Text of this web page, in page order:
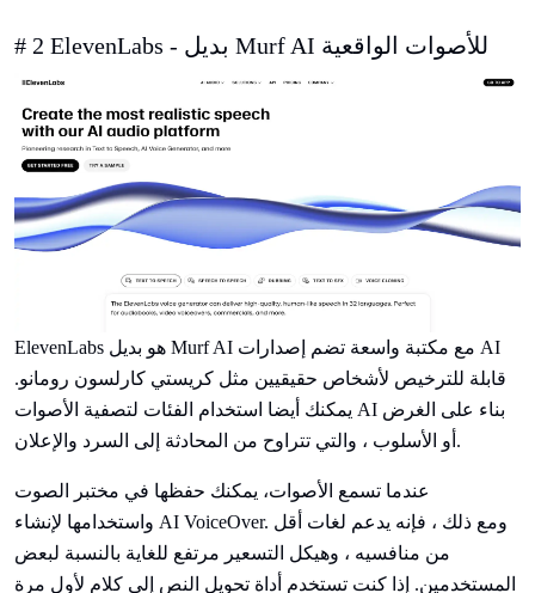
# 2 ElevenLabs - بديل Murf AI للأصوات الواقعية
ElevenLabs هو بديل Murf AI مع مكتبة واسعة تضم إصدارات AI
قابلة للترخيص لأشخاص حقيقيين مثل كريستي كارلسون رومانو.
يمكنك أيضا استخدام الفئات لتصفية الأصوات AI بناء على الغرض
أو الأسلوب ، والتي تتراوح من المحادثة إلى السرد والإعلان.
عندما تسمع الأصوات، يمكنك حفظها في مختبر الصوت
واستخدامها لإنشاء AI VoiceOver. ومع ذلك ، فإنه يدعم لغات أقل
من منافسيه ، وهيكل التسعير مرتفع للغاية بالنسبة لبعض
المستخدمين. إذا كنت تستخدم أداة تحويل النص إلى كلام لأول مرة